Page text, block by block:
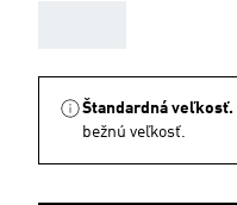
Štandardná veľkosť.
bežnú veľkosť.